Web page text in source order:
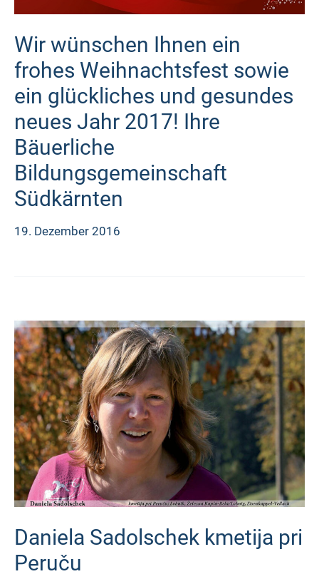
Wir wünschen Ihnen ein
frohes Weihnachtsfest sowie
ein glückliches und gesundes
neues Jahr 2017! Ihre
Bäuerliche
Bildungsgemeinschaft
Südkärnten
19. Dezember 2016
Daniela Sadolschek kmetija pri
Peruču